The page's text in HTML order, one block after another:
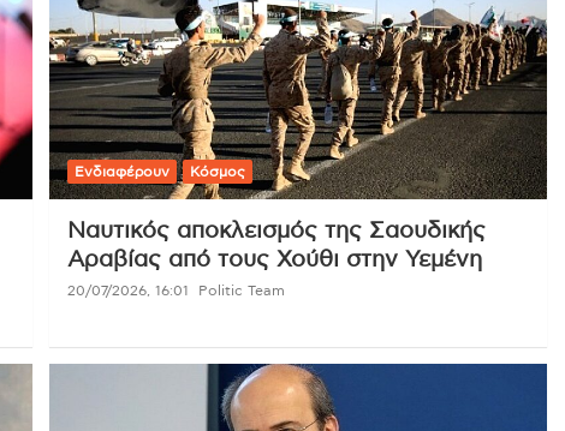
Ενδιαφέρουν Κόσμος
Ναυτικός αποκλεισμός της Σαουδικής
Αραβίας από τους Χούθι στην Υεμένη
20/07/2026, 16:01 Politic Team